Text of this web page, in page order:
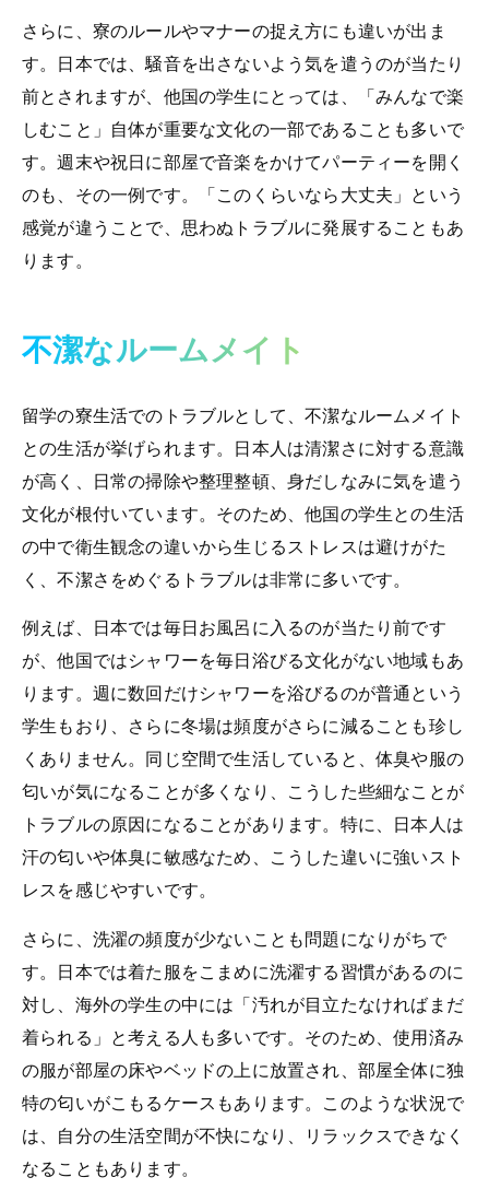
さらに、寮のルールやマナーの捉え方にも違いが出ま
す。日本では、騒音を出さないよう気を遣うのが当たり
前とされますが、他国の学生にとっては、「みんなで楽
しむこと」自体が重要な文化の一部であることも多いで
す。週末や祝日に部屋で音楽をかけてパーティーを開く
のも、その一例です。「このくらいなら大丈夫」という
感覚が違うことで、思わぬトラブルに発展することもあ
ります。
不潔なルームメイト
留学の寮生活でのトラブルとして、不潔なルームメイト
との生活が挙げられます。日本人は清潔さに対する意識
が高く、日常の掃除や整理整頓、身だしなみに気を遣う
文化が根付いています。そのため、他国の学生との生活
の中で衛生観念の違いから生じるストレスは避けがた
く、不潔さをめぐるトラブルは非常に多いです。
例えば、日本では毎日お風呂に入るのが当たり前です
が、他国ではシャワーを毎日浴びる文化がない地域もあ
ります。週に数回だけシャワーを浴びるのが普通という
学生もおり、さらに冬場は頻度がさらに減ることも珍し
くありません。同じ空間で生活していると、体臭や服の
匂いが気になることが多くなり、こうした些細なことが
トラブルの原因になることがあります。特に、日本人は
汗の匂いや体臭に敏感なため、こうした違いに強いスト
レスを感じやすいです。
さらに、洗濯の頻度が少ないことも問題になりがちで
す。日本では着た服をこまめに洗濯する習慣があるのに
対し、海外の学生の中には「汚れが目立たなければまだ
着られる」と考える人も多いです。そのため、使用済み
の服が部屋の床やベッドの上に放置され、部屋全体に独
特の匂いがこもるケースもあります。このような状況で
は、自分の生活空間が不快になり、リラックスできなく
なることもあります。